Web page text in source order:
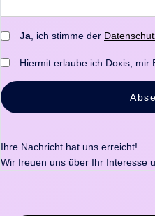
Ja, ich stimme der
Hiermit erlaube ich Doxis, mir
Ihre Nachricht hat uns erreicht!
Wir freuen uns über Ihr Interesse